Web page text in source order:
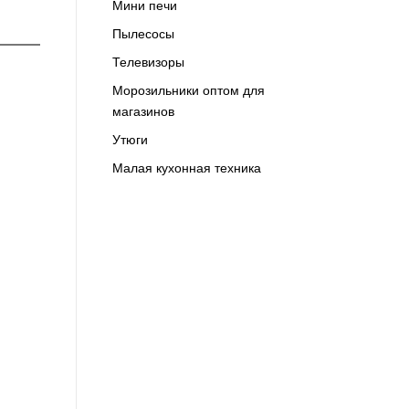
Мини печи
Пылесосы
Телевизоры
Морозильники оптом для
магазинов
Утюги
Малая кухонная техника